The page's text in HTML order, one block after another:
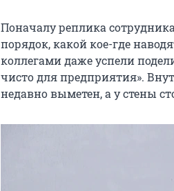
Поначалу реплика
порядок, какой кое-где
коллегами даже успели
чисто для предприятия».
недавно выметен, а у стены